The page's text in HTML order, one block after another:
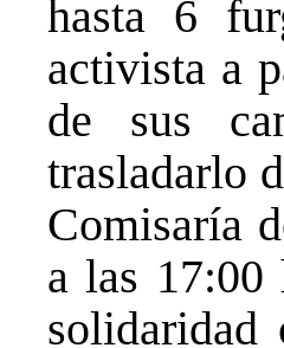
hasta 6
activista a
de sus
trasladarlo
Comisaría
a las 17:00